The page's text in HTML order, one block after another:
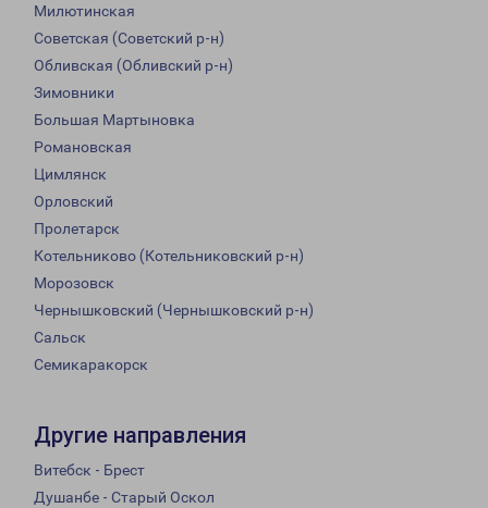
Милютинская
Советская (Советский р-н)
Обливская (Обливский р-н)
Зимовники
Большая Мартыновка
Романовская
Цимлянск
Орловский
Пролетарск
Котельниково (Котельниковский р-н)
Морозовск
Чернышковский (Чернышковский р-н)
Сальск
Семикаракорск
Другие направления
Витебск - Брест
Душанбе - Старый Оскол